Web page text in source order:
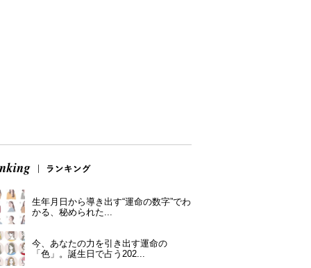
生年月日から導き出す“運命の数字”でわ
かる、秘められた...
今、あなたの力を引き出す運命の
「色」。誕生日で占う202...